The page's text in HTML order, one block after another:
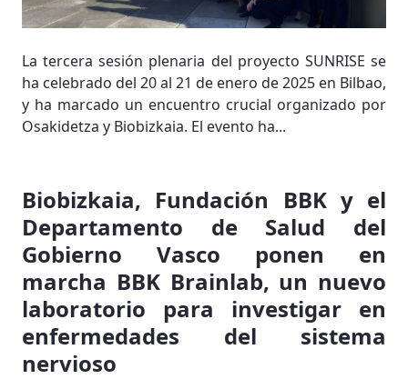
La tercera sesión plenaria del proyecto SUNRISE se
ha celebrado del 20 al 21 de enero de 2025 en Bilbao,
y ha marcado un encuentro crucial organizado por
Osakidetza y Biobizkaia. El evento ha...
Biobizkaia, Fundación BBK y el
Departamento de Salud del
Gobierno Vasco ponen en
marcha BBK Brainlab, un nuevo
laboratorio para investigar en
enfermedades del sistema
nervioso